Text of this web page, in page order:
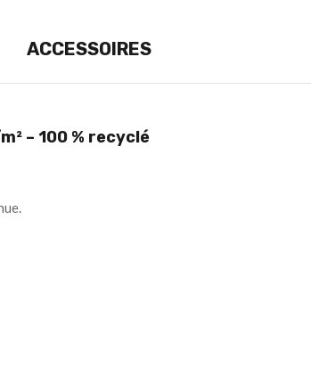
ACCESSOIRES
– 100 % recyclé